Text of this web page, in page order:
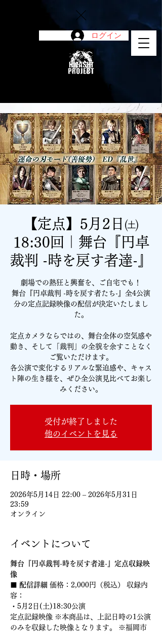
ログイン
陽project
【定点】5月2日㈯
18:30回｜舞台『円卓
裁判 -時を戻す者達-』
劇場での熱狂と興奮を、ご自宅でも！
舞台『円卓裁判 -時を戻す者たち-』全4公演
分の定点記録映像の配信が決定いたしまし
た。
定点カメラならではの、舞台全体の空気感や
動き、そして「裁判」の全貌を余すことなく
ご覧いただけます。
各公演で変化するリアルな緊迫感や、キャス
ト陣の生き様を、ぜひ全公演見比べてお楽し
みください。
受付が終了しました
他のイベントを見る
日時・場所
2026年5月14日 22:00 – 2026年5月31日
23:59
オンライン
イベントについて
舞台『円卓裁判-時を戻す者達-』定点収録映
像
■ 配信詳細 価格：2,000円（税込） 収録内
容：
・5月2日(土)18:30公演
定点記録映像 ※本商品は、上記日時の1公演
のみを収録した映像となります。 ※福岡市